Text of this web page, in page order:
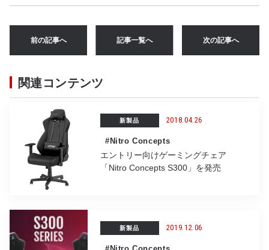
c
e
b
o
it
te
r
e
n
a
e ai
l
前の記事へ 記事一覧へ 次の記事へ
関連コンテンツ
新製品 2018.04.26
#Nitro Concepts
エントリー向けゲーミングチェア
「Nitro Concepts S300」を発売
新製品 2019.12.06